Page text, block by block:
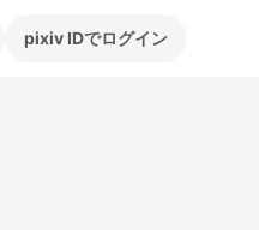
pixiv IDでログイン